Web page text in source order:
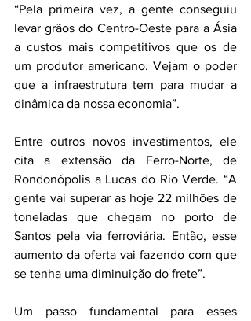
“Pela primeira vez, a gente conseguiu
levar grãos do Centro-Oeste para a Ásia
a custos mais competitivos que os de
um produtor americano. Vejam o poder
que a infraestrutura tem para mudar a
dinâmica da nossa economia”.
Entre outros novos investimentos, ele
cita a extensão da Ferro-Norte, de
Rondonópolis a Lucas do Rio Verde. “A
gente vai superar as hoje 22 milhões de
toneladas que chegam no porto de
Santos pela via ferroviária. Então, esse
aumento da oferta vai fazendo com que
se tenha uma diminuição do frete”.
Um passo fundamental para esses